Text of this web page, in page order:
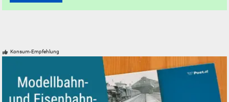
Konsum-Empfehlung